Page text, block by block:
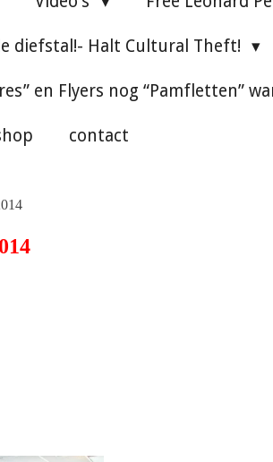
diefstal!- Halt Cultural Theft!
en Flyers nog “Pamfletten”
contact